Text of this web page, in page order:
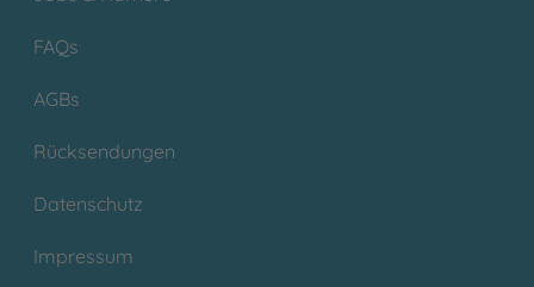
FAQs
AGBs
Rücksendungen
Datenschutz
Impressum